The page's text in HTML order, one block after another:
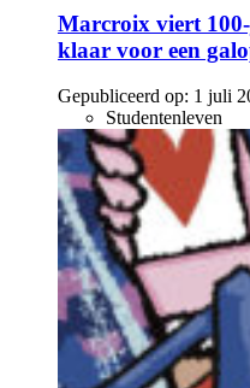
Marcroix viert
klaar voor een
Gepubliceerd op: 1 juli
Studentenleven